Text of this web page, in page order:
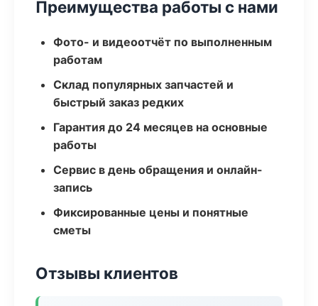
Преимущества работы с нами
Фото- и видеоотчёт по выполненным
работам
Склад популярных запчастей и
быстрый заказ редких
Гарантия до 24 месяцев на основные
работы
Сервис в день обращения и онлайн-
запись
Фиксированные цены и понятные
сметы
Отзывы клиентов